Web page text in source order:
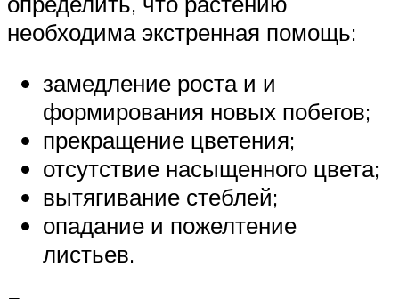
необходима экстренная помощь:
замедление роста и и
формирования новых побегов;
прекращение цветения;
отсутствие насыщенного цвета;
вытягивание стеблей;
опадание и пожелтение
листьев.